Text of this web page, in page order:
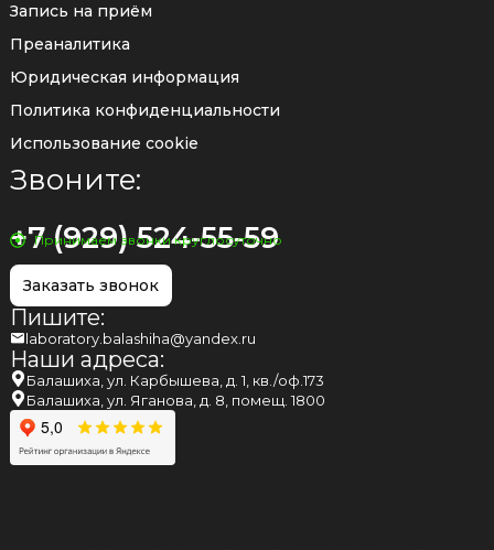
Запись на приём
Преаналитика
Юридическая информация
Политика конфиденциальности
Использование cookie
Звоните:
+7 (929) 524-55-59
Принимаем звонки круглосуточно
Заказать звонок
Пишите:
laboratory.balashiha@yandex.ru
Наши адреса:
Балашиха, ул. Карбышева, д. 1, кв./оф.173
Балашиха, ул. Яганова, д. 8, помещ. 1800